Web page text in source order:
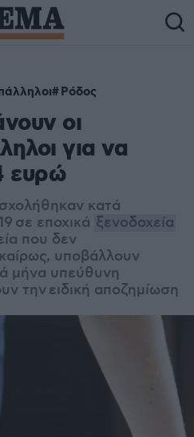
Ρόδος
οι
για να
ευρώ
κατά
σε εποχικά ξενοδοχεία
που δεν
υποβάλλουν
μήνα υπεύθυνη
τηνειδική αποζημίωση